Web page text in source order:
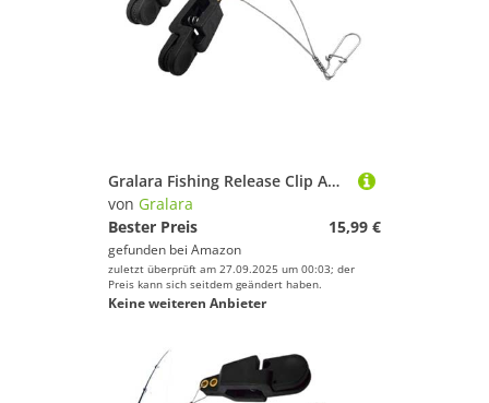
Gralara Fishing Release Clip Aus Robustem Nylon Fiberglas Material Downrigger Release Clip mit Starker Verbindung Snap Weight Release Clip Release C, Doppelkopf
von Gralara
Bester Preis
15,99 €
gefunden bei Amazon
zuletzt überprüft am 27.09.2025 um 00:03; der
Preis kann sich seitdem geändert haben.
Keine weiteren Anbieter